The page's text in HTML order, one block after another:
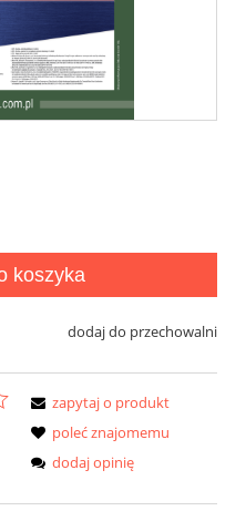
koszyka
dodaj do przechowalni
zapytaj o produkt
poleć znajomemu
dodaj opinię